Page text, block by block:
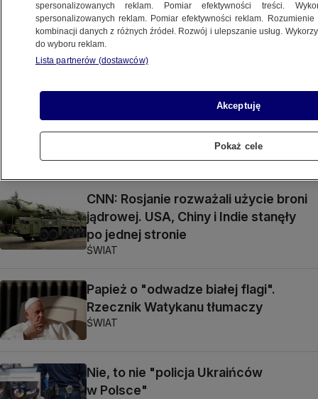
Zełenski po słowach Franciszka:
Kościół jest z ludźmi. Nie dwa i pół
tysiąca kilometrów stąd
"Zęby smoka", okopy. Ukraina
ŚWIAT
CNN: Rosjanie rozważali użycie broni
jądrowej. USA, Chiny i Indie stanęły
po jednej stronie
ŚWIAT
Papież o "odwadze białej flagi".
Rzecznik Watykanu tłumaczy
ŚWIAT
Nie, to nie "policja Ukraińców
w Polsce"
spersonalizowanych reklam. Pomiar efektywności treści.
spersonalizowanych reklam. Pomiar efektywności reklam.
kombinacji danych z różnych źródeł. Rozwój i ulepszanie usług.
do wyboru reklam.
Lista partnerów (dostawców)
Akceptuję
Pokaż cele